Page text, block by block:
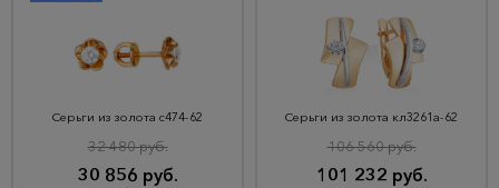
Серьги из золота с474-62
30 856 руб.
32 480 руб.
Серьги из золота кл3261а-62
101 232 руб.
106 560 руб.